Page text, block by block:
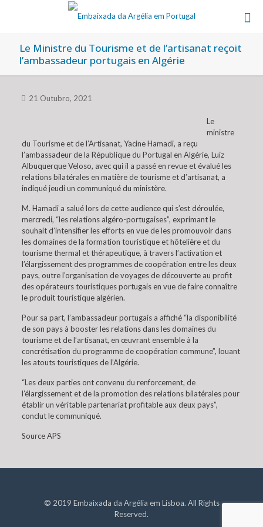
Le Ministre du Tourisme et de l’artisanat reçoit
l’ambassadeur portugais en Algérie
21 Outubro, 2021
Le
ministre
du Tourisme et de l’Artisanat, Yacine Hamadi, a reçu
l’ambassadeur de la République du Portugal en Algérie, Luiz
Albuquerque Veloso, avec qui il a passé en revue et évalué les
relations bilatérales en matière de tourisme et d’artisanat, a
indiqué jeudi un communiqué du ministère.
M. Hamadi a salué lors de cette audience qui s’est déroulée,
mercredi, “les relations algéro-portugaises”, exprimant le
souhait d’intensifier les efforts en vue de les promouvoir dans
les domaines de la formation touristique et hôtelière et du
tourisme thermal et thérapeutique, à travers l’activation et
l’élargissement des programmes de coopération entre les deux
pays, outre l’organisation de voyages de découverte au profit
des opérateurs touristiques portugais en vue de faire connaître
le produit touristique algérien.
Pour sa part, l’ambassadeur portugais a affiché “la disponibilité
de son pays à booster les relations dans les domaines du
tourisme et de l’artisanat, en œuvrant ensemble à la
concrétisation du programme de coopération commune”, louant
les atouts touristiques de l’Algérie.
“Les deux parties ont convenu du renforcement, de
l’élargissement et de la promotion des relations bilatérales pour
établir un véritable partenariat profitable aux deux pays”,
conclut le communiqué.
Source APS
© 2019 Embaixada da Argélia em Lisboa. All Rights
Reserved.